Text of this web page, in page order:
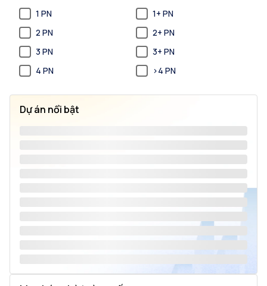
1 PN
1+ PN
2 PN
2+ PN
3 PN
3+ PN
4 PN
>4 PN
Dự án nổi bật